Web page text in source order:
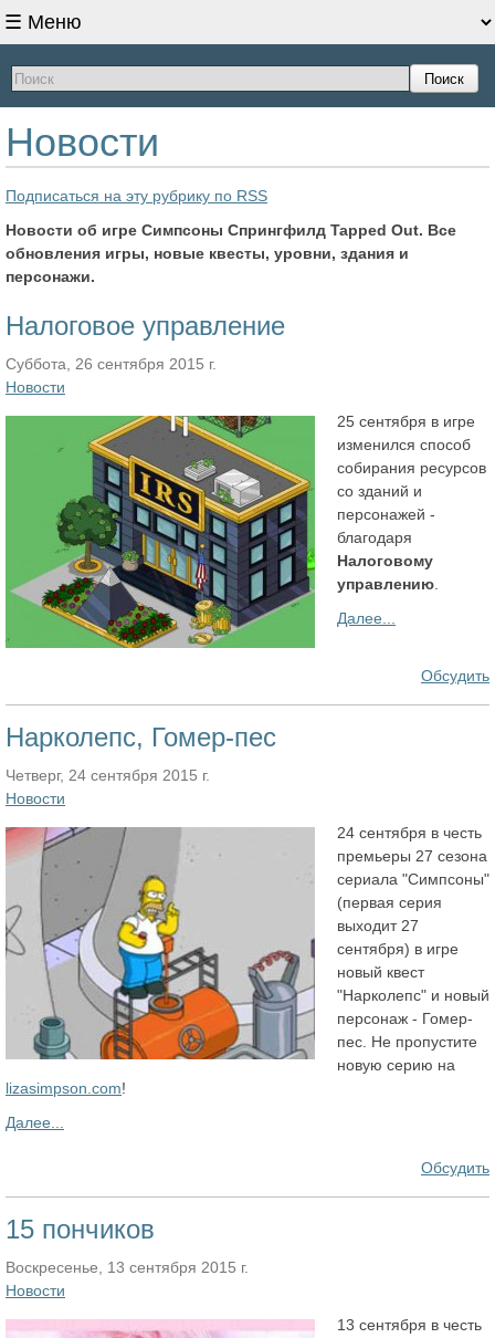
Поиск
Новости
Подписаться на эту рубрику по RSS
Новости об игре Симпсоны Спрингфилд Tapped Out. Все
обновления игры, новые квесты, уровни, здания и
персонажи.
Налоговое управление
Суббота, 26 сентября 2015 г.
Новости
25 сентября в игре
изменился способ
собирания ресурсов
со зданий и
персонажей -
благодаря
Налоговому
управлению
Далее...
Обсудить
Нарколепс, Гомер-пес
Четверг, 24 сентября 2015 г.
Новости
24 сентября в честь
премьеры 27 сезона
сериала "Симпсоны"
(первая серия
выходит 27
сентября) в игре
новый квест
"Нарколепс" и новый
персонаж - Гомер-
пес. Не пропустите
новую серию на
lizasimpson.com!
Далее...
Обсудить
15 пончиков
Воскресенье, 13 сентября 2015 г.
Новости
13 сентября в честь